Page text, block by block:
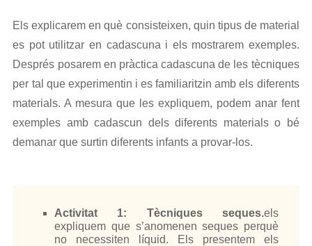
Els explicarem en què consisteixen, quin tipus de material
es pot utilitzar en cadascuna i els mostrarem exemples.
Després posarem en pràctica cadascuna de les tècniques
per tal que experimentin i es familiaritzin amb els diferents
materials. A mesura que les expliquem, podem anar fent
exemples amb cadascun dels diferents materials o bé
demanar que surtin diferents infants a provar-los.
Activitat 1: Tècniques seques.els
expliquem que s’anomenen seques perquè
no necessiten líquid. Els presentem els